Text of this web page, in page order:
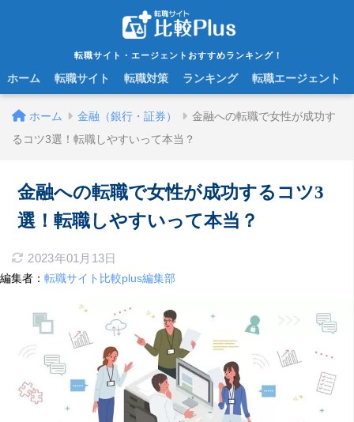
転職サイト・エージェントおすすめランキング！
ホーム 転職サイト 転職対策 ランキング 転職エージェント
ホーム 金融（銀行・証券）
金融への転職で女性が成功す
るコツ3選！転職しやすいって本当？
金融への転職で女性が成功するコツ3
選！転職しやすいって本当？
2023年01月13日
編集者： 転職サイト比較plus編集部